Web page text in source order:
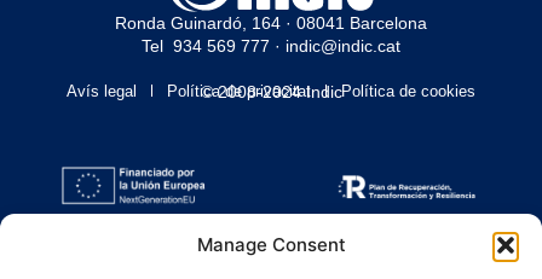
Manage Consent
Ronda Guinardó, 164 · 08041 Barcelona
Tel 934 569 777 · indic@indic.cat
Avís legal Política de privacitat Política de cookies
© 2008-2024 Indic